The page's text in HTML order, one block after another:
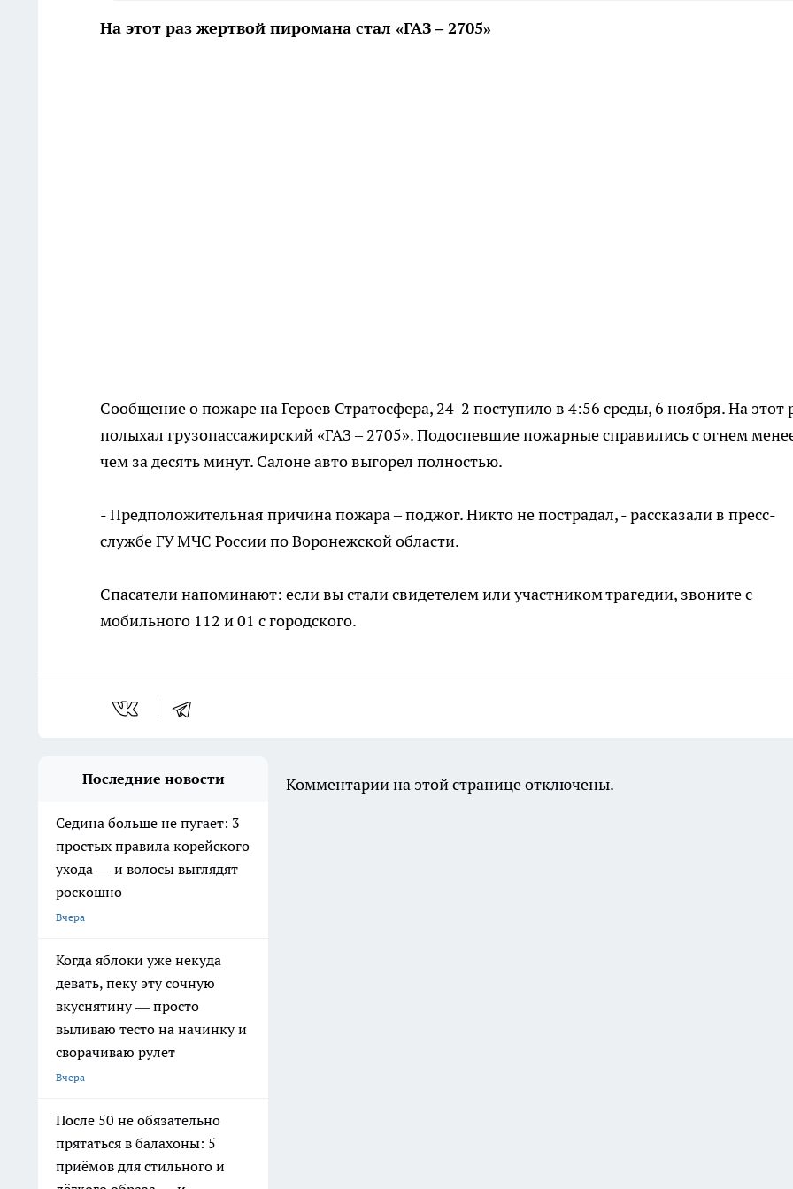
На этот раз жертвой пиромана стал «ГАЗ – 2705»
Сообщение о пожаре на Героев Стратосфера, 24-2 поступило в 4:56 среды, 6 ноября. На этот
полыхал грузопассажирский «ГАЗ – 2705». Подоспевшие пожарные справились с огнем
чем за десять минут. Салоне авто выгорел полностью.
- Предположительная причина пожара – поджог. Никто не пострадал, - рассказали в пресс-
службе ГУ МЧС России по Воронежской области.
Спасатели напоминают: если вы стали свидетелем или участником трагедии, звоните с
мобильного 112 и 01 с городского.
Последние новости
Седина больше не пугает: 3
простых правила корейского
ухода — и волосы выглядят
роскошно
Вчера
Когда яблоки уже некуда
девать, пеку эту сочную
вкуснятину — просто
выливаю тесто на начинку и
сворачиваю рулет
Вчера
После 50 не обязательно
прятаться в балахоны: 5
приёмов для стильного и
Комментарии на этой странице отключены.